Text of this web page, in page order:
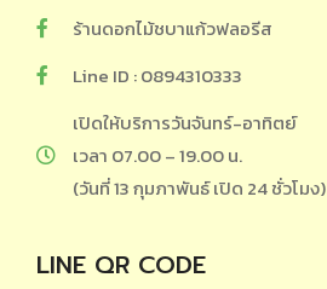
ร้านดอกไม้ชบาแก้วฟลอรีส
Line ID : 0894310333
เปิดให้บริการวันจันทร์-อาทิตย์
เวลา 07.00 – 19.00 น.
(วันที่ 13 กุมภาพันธ์ เปิด 24 ชั่วโมง)
LINE QR CODE